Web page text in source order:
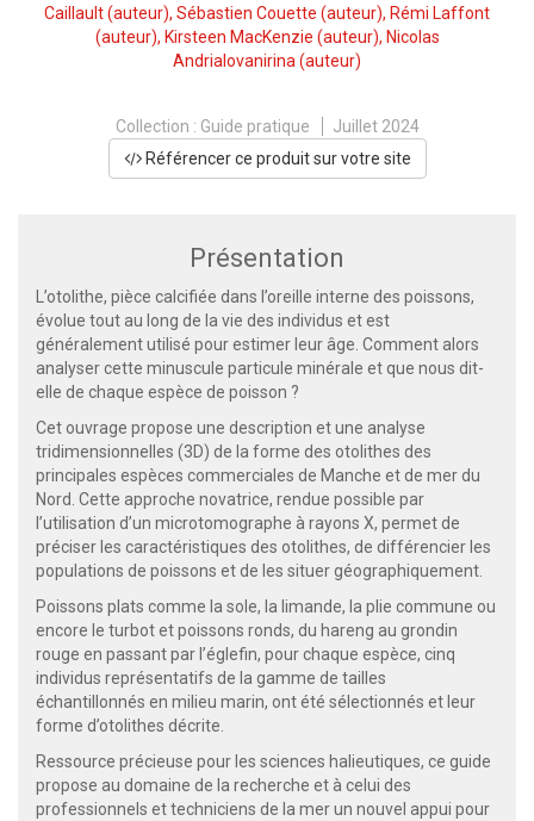
Caillault(auteur), Sébastien Couette (auteur), Rémi Laffont
(auteur), Kirsteen MacKenzie (auteur), Nicolas
Andrialovanirina (auteur)
Collection : Guide pratique
Juillet 2024
Référencer ce produit sur votre site
Présentation
L’otolithe, pièce calcifiée dans l’oreille interne des poissons,
évolue tout au long de la vie des individus et est
généralement utilisé pour estimer leur âge. Comment alors
analyser cette minuscule particule minérale et que nous dit-
elle de chaque espèce de poisson ?
Cet ouvrage propose une description et une analyse
tridimensionnelles (3D) de la forme des otolithes des
principales espèces commerciales de Manche et de mer du
Nord. Cette approche novatrice, rendue possible par
l’utilisation d’un microtomographe à rayons X, permet de
préciser les caractéristiques des otolithes, de différencier les
populations de poissons et de les situer géographiquement.
Poissons plats comme la sole, la limande, la plie commune ou
encore le turbot et poissons ronds, du hareng au grondin
rouge en passant par l’églefin, pour chaque espèce, cinq
individus représentatifs de la gamme de tailles
échantillonnés en milieu marin, ont été sélectionnés et leur
forme d’otolithes décrite.
Ressource précieuse pour les sciences halieutiques, ce guide
propose au domaine de la recherche et à celui des
professionnels et techniciens de la mer un nouvel appui pour